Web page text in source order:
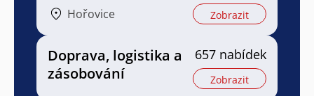
Hořovice Zobrazit
Doprava, logistika a
zásobování
657 nabídek
Zobrazit